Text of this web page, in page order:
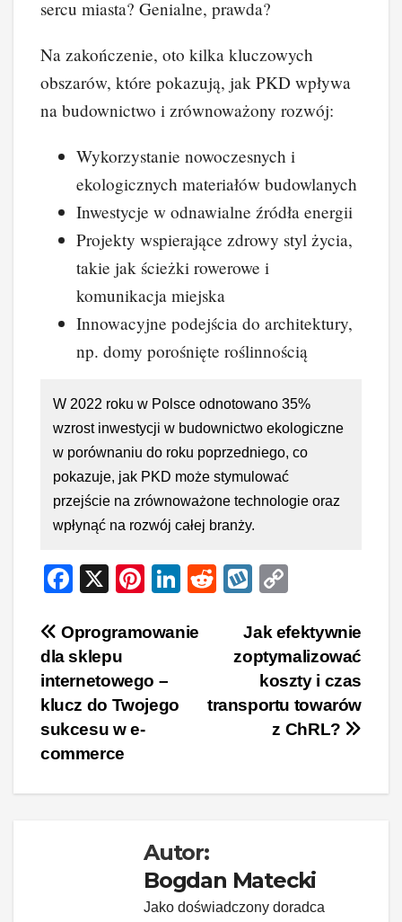
sercu miasta? Genialne, prawda?
Na zakończenie, oto kilka kluczowych
obszarów, które pokazują, jak PKD wpływa
na budownictwo i zrównoważony rozwój:
Wykorzystanie nowoczesnych i
ekologicznych materiałów budowlanych
Inwestycje w odnawialne źródła energii
Projekty wspierające zdrowy styl życia,
takie jak ścieżki rowerowe i
komunikacja miejska
Innowacyjne podejścia do architektury,
np. domy porośnięte roślinnością
W 2022 roku w Polsce odnotowano 35%
wzrost inwestycji w budownictwo ekologiczne
w porównaniu do roku poprzedniego, co
pokazuje, jak PKD może stymulować
przejście na zrównoważone technologie oraz
wpłynąć na rozwój całej branży.
F
c
e
b
o
o
X
Pi
er
st
Li
k
R
di
t
W
o
p
p
y
Li
n
Nawigacja
wpisu
Jak efektywnie
zoptymalizować
koszty i czas
transportu towarów
z ChRL?
Oprogramowanie
dla sklepu
internetowego –
klucz do Twojego
sukcesu w e-
commerce
Autor:
Bogdan Matecki
Jako doświadczony doradca